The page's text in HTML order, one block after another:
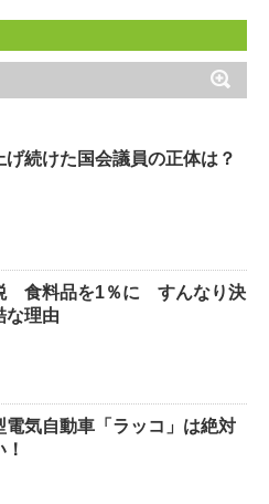
げ続けた国会議員の正体は？
食料品を1％に すんなり決
な理由
電気自動車「ラッコ」は絶対